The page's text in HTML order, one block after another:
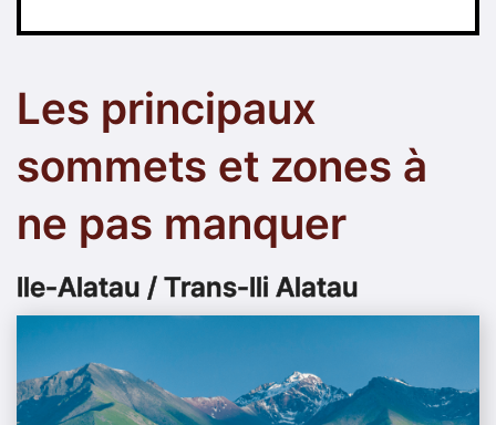
Les principaux
sommets et zones à
ne pas manquer
Ile-Alatau / Trans-Ili Alatau